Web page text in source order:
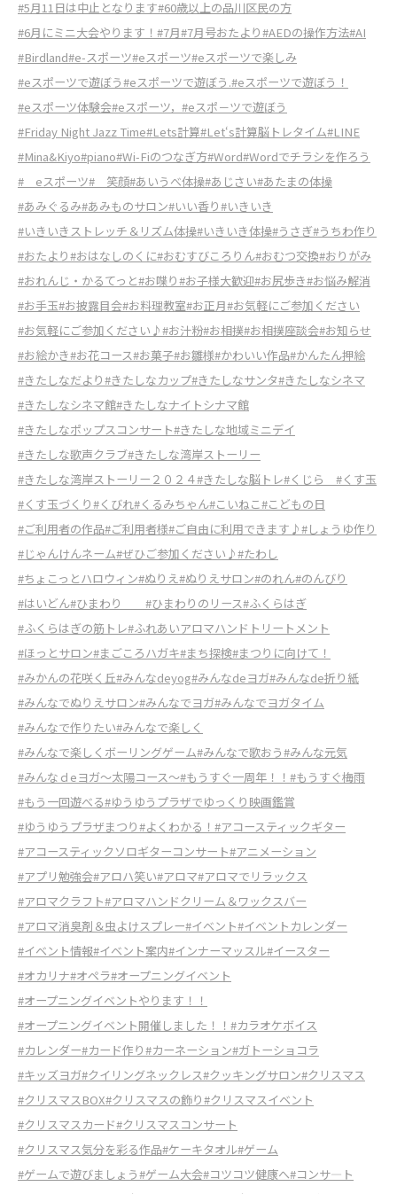
#5月11日は中止となります#60歳以上の品川区民の方
#6月にミニ大会やります！ #7月#7月号おたより#AEDの操作方法#AI
#Birdland#e-スポーツ#eスポーツ#eスポーツで楽しみ
#eスポーツで遊ぼう#eスポーツで遊ぼう.#eスポーツで遊ぼう！
#eスポーツ体験会#eスポーツ， #eスポ－ツで遊ぼう
#Friday Night Jazz Time#Lets計算#Let‘s計算脳トレタイム#LINE
#Mina&Kiyo#piano#Wi-Fiのつなぎ方#Word#Wordでチラシを作ろう
# eスポーツ# 笑顔#あいうべ体操#あじさい#あたまの体操
#あみぐるみ#あみものサロン#いい香り#いきいき
#いきいきストレッチ＆リズム体操#いきいき体操#うさぎ#うちわ作り
#おたより#おはなしのくに#おむすびころりん#おむつ交換#おりがみ
#おれんじ・かるてっと#お喋り#お子様大歓迎#お尻歩き#お悩み解消
#お手玉#お披露目会#お料理教室#お正月#お気軽にご参加ください
#お気軽にご参加ください♪#お汁粉#お相撲#お相撲座談会#お知らせ
#お絵かき#お花コース#お菓子#お雛様#かわいい作品#かんたん押絵
#きたしなだより#きたしなカップ#きたしなサンタ#きたしなシネマ
#きたしなシネマ館#きたしなナイトシナマ館
#きたしなポップスコンサート#きたしな地域ミニデイ
#きたしな歌声クラブ#きたしな湾岸ストーリー
#きたしな湾岸ストーリー２０２４#きたしな脳トレ#くじら #くす玉
#くす玉づくり#くびれ#くるみちゃん#こいねこ#こどもの日
#ご利用者の作品#ご利用者様#ご自由に利用できます♪#しょうゆ作り
#じゃんけんネーム#ぜひご参加ください♪#たわし
#ちょこっとハロウィン#ぬりえ #ぬりえサロン#のれん#のんびり
#はいどん#ひまわり #ひまわりのリース#ふくらはぎ
#ふくらはぎの筋トレ#ふれあいアロマハンドトリートメント
#ほっとサロン#まごころハガキ#まち探検#まつりに向けて！
#みかんの花咲く丘#みんなdeyog#みんなdeヨガ#みんなde折り紙
#みんなでぬりえサロン#みんなでヨガ#みんなでヨガタイム
#みんなで作りたい#みんなで楽しく
#みんなで楽しくボーリングゲーム#みんなで歌おう#みんな元気
#みんなｄeヨガ～太陽コース～#もうすぐ一周年！！ #もうすぐ梅雨
#もう一回遊べる#ゆうゆうプラザでゆっくり映画鑑賞
#ゆうゆうプラザまつり#よくわかる！ #アコースティックギター
#アコースティックソロギターコンサート#アニメーション
#アプリ勉強会#アロハ笑い#アロマ#アロマでリラックス
#アロマクラフト#アロマハンドクリーム＆ワックスバー
#アロマ消臭剤＆虫よけスプレー#イベント#イベントカレンダー
#イベント情報#イベント案内#インナーマッスル#イースター
#オカリナ#オペラ#オープニングイベント
#オープニングイベントやります！！
#オープニングイベント開催しました！！ #カラオケボイス
#カレンダー#カード作り#カーネーション#ガトーショコラ
#キッズヨガ#クイリングネックレス#クッキングサロン#クリスマス
#クリスマスBOX#クリスマスの飾り#クリスマスイベント
#クリスマスカード#クリスマスコンサート
#クリスマス気分を彩る作品#ケーキタオル#ゲーム
#ゲームで遊びましょう#ゲーム大会#コツコツ健康へ#コンサ―ト